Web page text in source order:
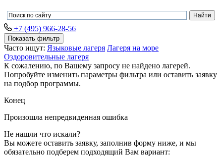
+7 (495) 966-28-56
Показать фильтр
Часто ищут: Языковые лагеря Лагеря на море
Оздоровительные лагеря
К сожалению, по Вашему запросу не найдено лагерей.
Попробуйте изменить параметры фильтра или оставить заявку
на подбор программы.
Конец
Произошла непредвиденная ошибка
Не нашли что искали?
Вы можете оставить заявку, заполнив форму ниже, и мы
обязательно подберем подходящий Вам вариант: